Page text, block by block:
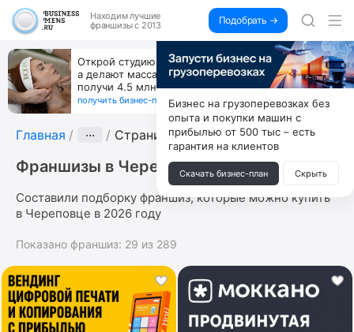
Находим лучшие
франшизы с 2013
Подобрать →
Открой студию, где не колют и не режут,
а делают массаж лица руками и в первый же год
получи 4.5 млн
получить бизнес-план ↓
Главная ··· Страница 5
Франшизы в Череповце
Составили подборку франшиз, которые можно купить
в Череповце в 2026 году
Показано франшиз: 29 из 289
Бизнес на грузоперевозках без
опыта и покупки машин с
прибылью от 500 тыс – есть
гарантия на клиентов
Скачать бизнес-план Скрыть